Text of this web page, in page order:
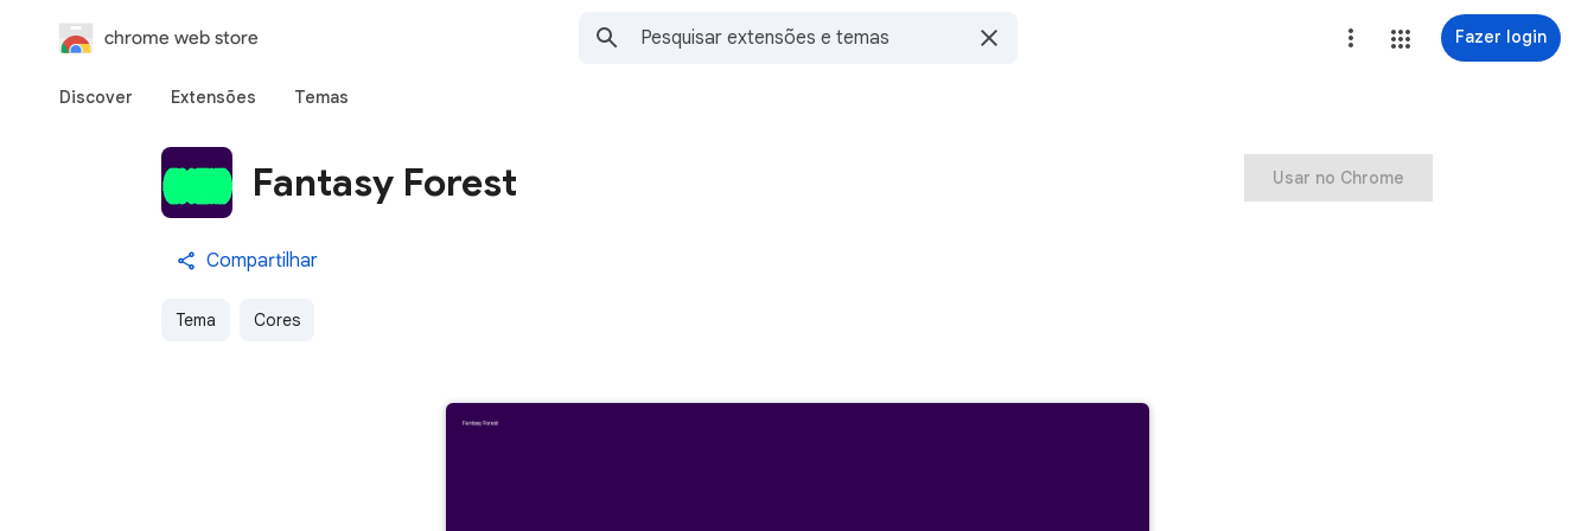
chrome web store Fazer login
Discover Extensões Temas
Fantasy Forest
Compartilhar
Tema Cores
Usar no Chrome